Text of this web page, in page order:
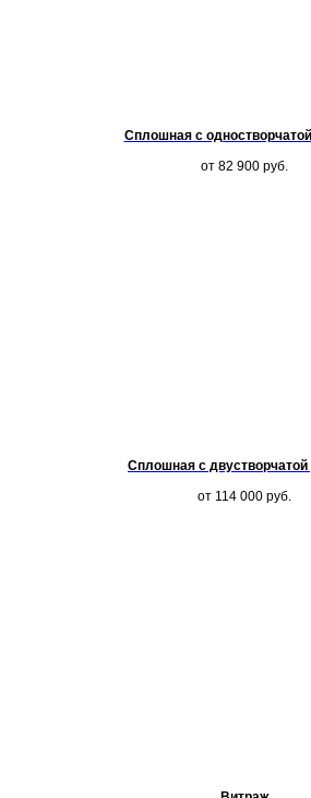
Сплошная с
от 82 900 руб.
Сплошная с
от 114 000 руб.